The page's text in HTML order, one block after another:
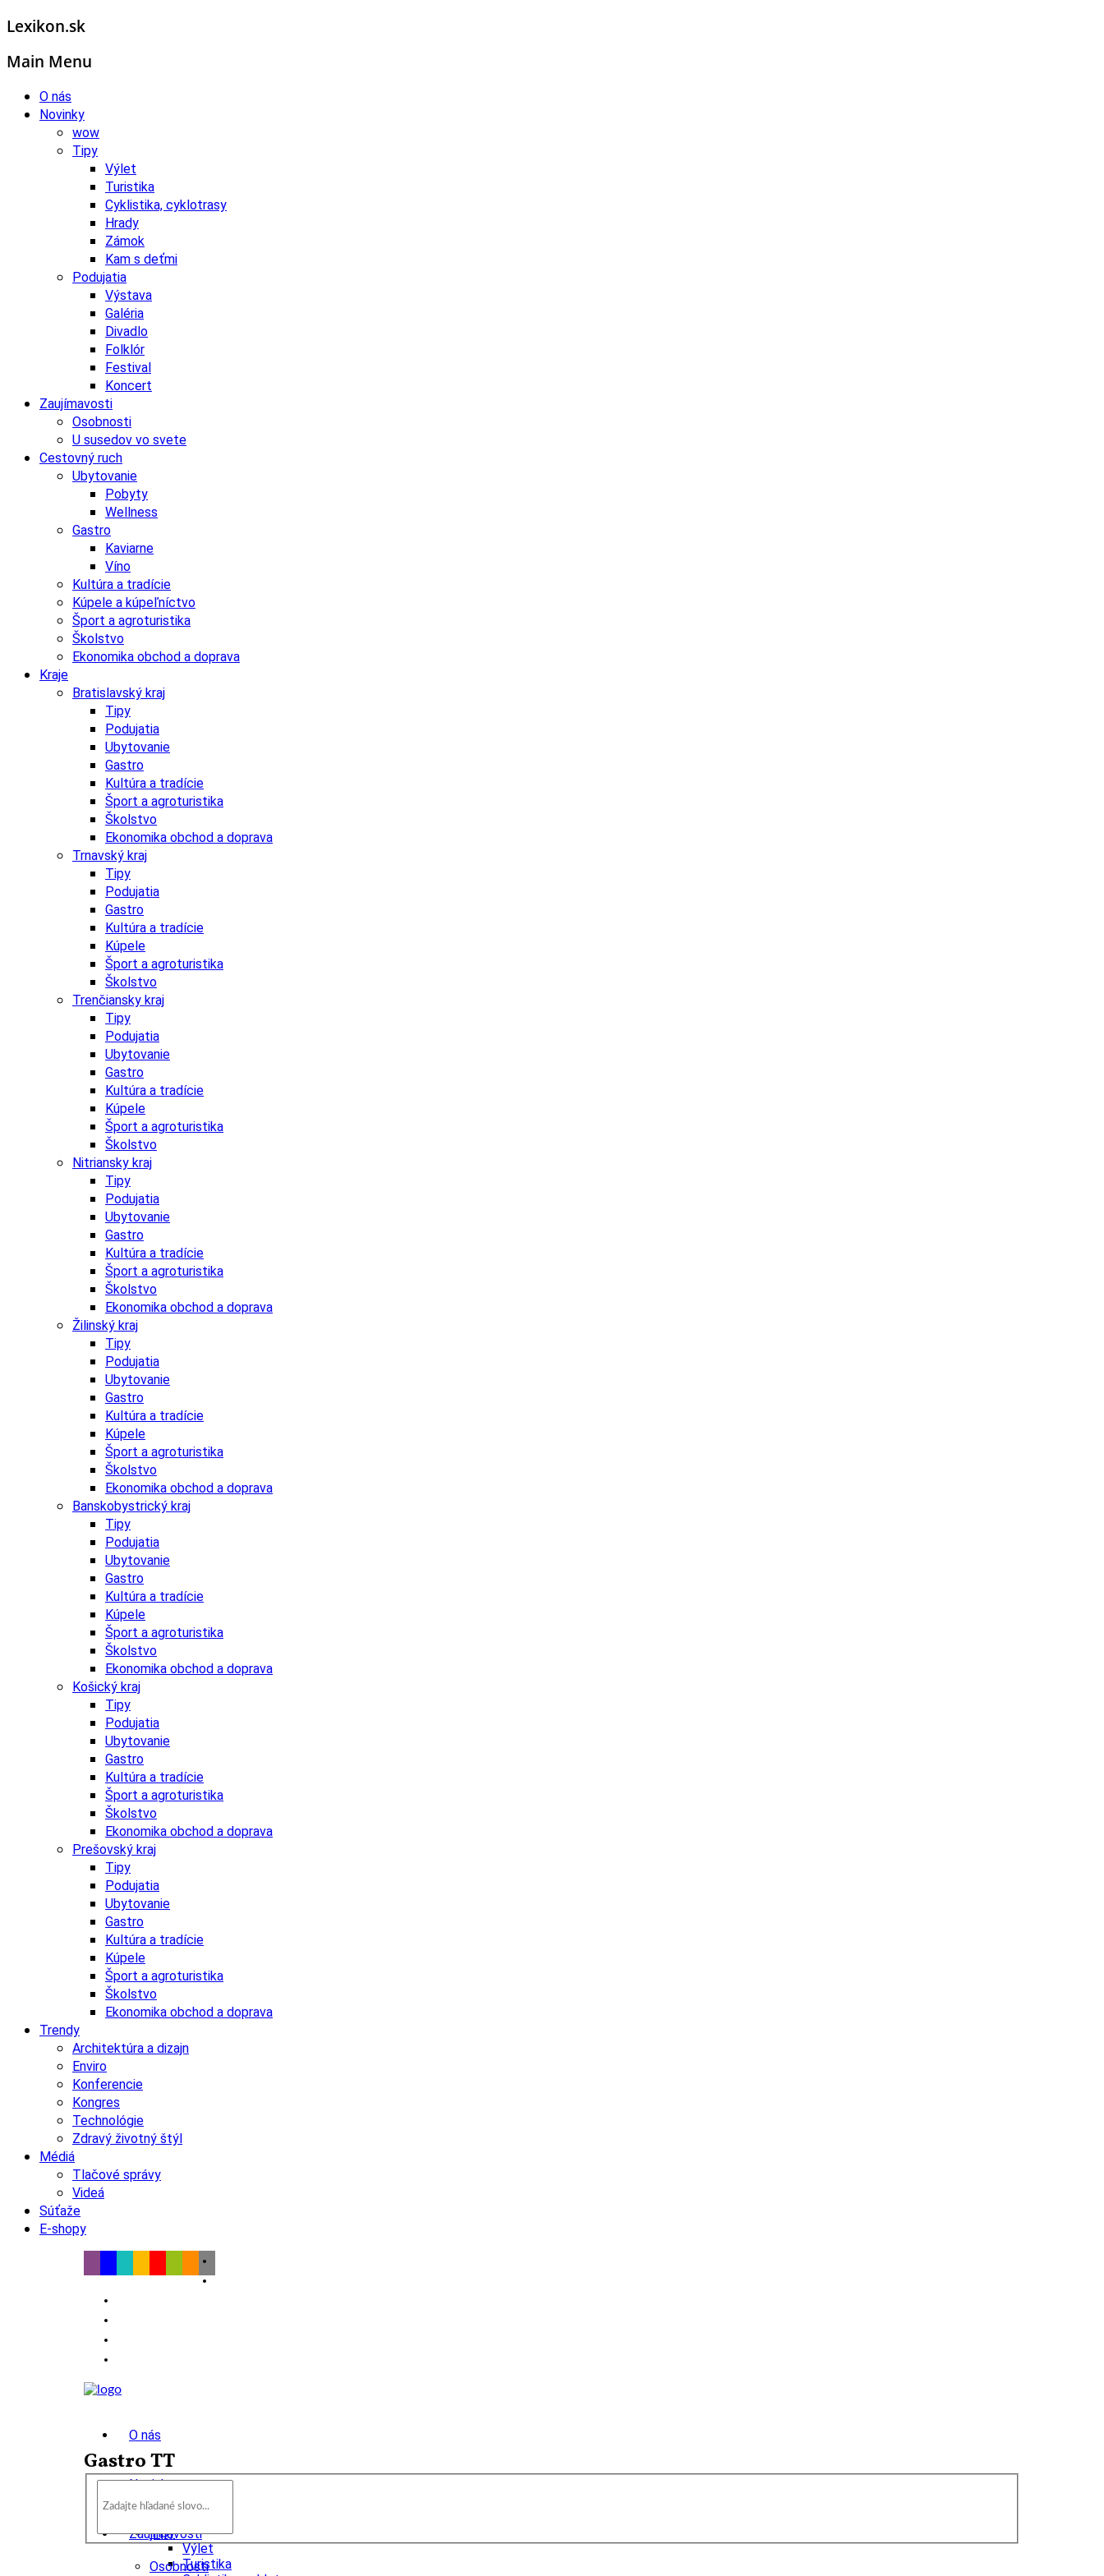
Lexikon.sk
Main Menu
O nás
Novinky
wow
Tipy
Výlet
Turistika
Cyklistika, cyklotrasy
Hrady
Zámok
Kam s deťmi
Podujatia
Výstava
Galéria
Divadlo
Folklór
Festival
Koncert
Zaujímavosti
Osobnosti
U susedov vo svete
Cestovný ruch
Ubytovanie
Pobyty
Wellness
Gastro
Kaviarne
Víno
Kultúra a tradície
Kúpele a kúpeľníctvo
Šport a agroturistika
Školstvo
Ekonomika obchod a doprava
Kraje
Bratislavský kraj
Tipy
Podujatia
Ubytovanie
Gastro
Kultúra a tradície
Šport a agroturistika
Školstvo
Ekonomika obchod a doprava
Trnavský kraj
Tipy
Podujatia
Gastro
Kultúra a tradície
Kúpele
Šport a agroturistika
Školstvo
Trenčiansky kraj
Tipy
Podujatia
Ubytovanie
Gastro
Kultúra a tradície
Kúpele
Šport a agroturistika
Školstvo
Nitriansky kraj
Tipy
Podujatia
Ubytovanie
Gastro
Kultúra a tradície
Šport a agroturistika
Školstvo
Ekonomika obchod a doprava
Žilinský kraj
Tipy
Podujatia
Ubytovanie
Gastro
Kultúra a tradície
Kúpele
Šport a agroturistika
Školstvo
Ekonomika obchod a doprava
Banskobystrický kraj
Tipy
Podujatia
Ubytovanie
Gastro
Kultúra a tradície
Kúpele
Šport a agroturistika
Školstvo
Ekonomika obchod a doprava
Košický kraj
Tipy
Podujatia
Ubytovanie
Gastro
Kultúra a tradície
Šport a agroturistika
Školstvo
Ekonomika obchod a doprava
Prešovský kraj
Tipy
Podujatia
Ubytovanie
Gastro
Kultúra a tradície
Kúpele
Šport a agroturistika
Školstvo
Ekonomika obchod a doprava
Trendy
Architektúra a dizajn
Enviro
Konferencie
Kongres
Technológie
Zdravý životný štýl
Médiá
Tlačové správy
Videá
Súťaže
E-shopy
O nás
Novinky
Tipy
Výlet
Turistika
Zaujímavosti
Osobnosti
Gastro TT